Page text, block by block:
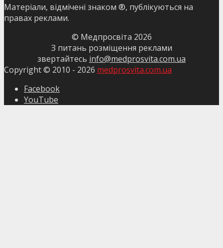
Матеріали, відмічені знаком ®, публікуються на
правах реклами.
© Медпросвіта 2026
З питань розміщення реклами
звертайтесь info@medprosvita.com.ua
Copyright © 2010 - 2026 medprosvita.com.ua
Facebook
YouTube